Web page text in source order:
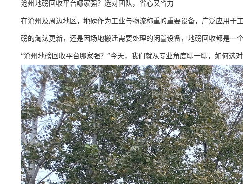
沧州地磅回收平台哪家强？选对团队，省心又省力
在沧州及周边地区，地磅作为工业与物流称重的重要设备，广泛应用于
磅的淘汰更新，还是因场地搬迁需要处理的闲置设备，地磅回收都是一
“沧州地磅回收平台哪家强？”今天，我们就从专业角度聊一聊，如何选